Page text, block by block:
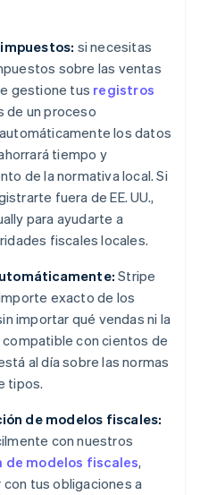
si necesitas
sobre las ventas
gestione tus registros
de un proceso
los datos
tiempo y
de la normativa local. Si
fuera de EE. UU.,
para ayudarte a
fiscales locales.
Stripe
exacto de los
importar qué vendas ni la
compatible con cientos de
al día sobre las normas
tipos.
de modelos fiscales:
con nuestros
de modelos fiscales,
tus obligaciones a